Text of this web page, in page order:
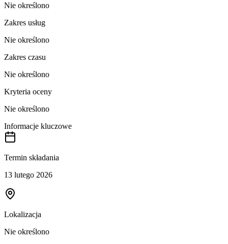
Nie określono
Zakres usług
Nie określono
Zakres czasu
Nie określono
Kryteria oceny
Nie określono
Informacje kluczowe
Termin składania
13 lutego 2026
Lokalizacja
Nie określono